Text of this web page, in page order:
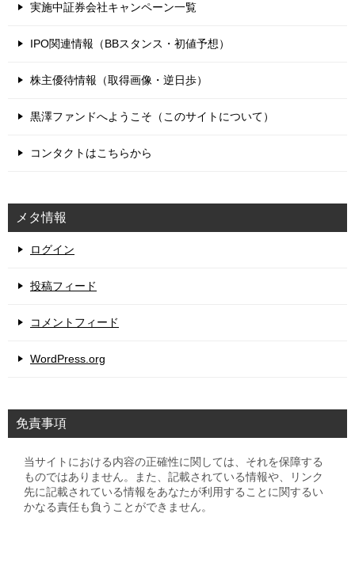
実施中証券会社キャンペーン一覧
IPO関連情報（BBスタンス・初値予想）
株主優待情報（取得画像・逆日歩）
黒澤ファンドへようこそ（このサイトについて）
コンタクトはこちらから
メタ情報
ログイン
投稿フィード
コメントフィード
WordPress.org
免責事項
当サイトにおける内容の正確性に関しては、それを保障する
ものではありません。また、記載されている情報や、リンク
先に記載されている情報をあなたが利用することに関するい
かなる責任も負うことができません。